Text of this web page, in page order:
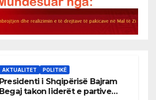
AKTUALITET POLITIKË
Presidenti i Shqipërisë Bajram
Begaj takon liderët e partive